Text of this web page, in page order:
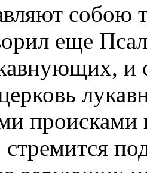
собою
еще
и
происками
стремится